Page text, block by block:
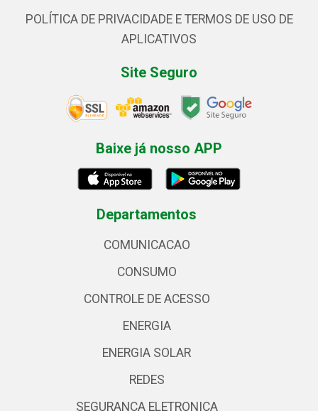
POLÍTICA DE PRIVACIDADE E TERMOS DE USO DE
APLICATIVOS
Site Seguro
Baixe já nosso APP
Departamentos
COMUNICACAO
CONSUMO
CONTROLE DE ACESSO
ENERGIA
ENERGIA SOLAR
REDES
SEGURANCA ELETRONICA